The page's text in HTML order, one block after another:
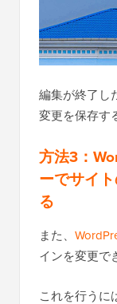
編集が終了し
変更を保存す
方法3：
ーでサイ
る
また、
インを変更で
これを行うに